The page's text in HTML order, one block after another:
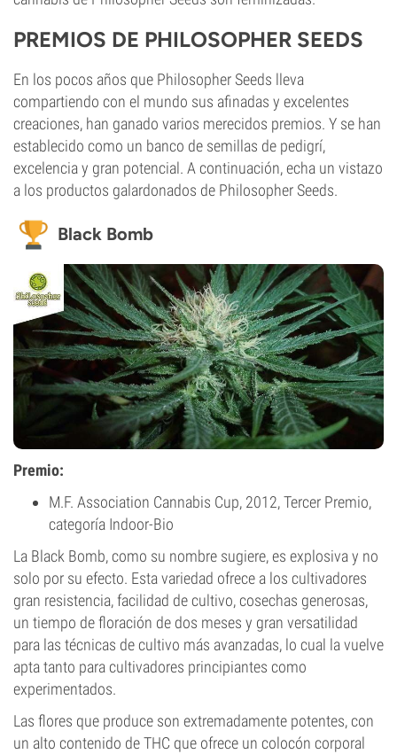
PREMIOS DE PHILOSOPHER SEEDS
En los pocos años que Philosopher Seeds lleva
compartiendo con el mundo sus afinadas y excelentes
creaciones, han ganado varios merecidos premios. Y se han
establecido como un banco de semillas de pedigrí,
excelencia y gran potencial. A continuación, echa un vistazo
a los productos galardonados de Philosopher Seeds.
Black Bomb
Premio:
M.F. Association Cannabis Cup, 2012, Tercer Premio,
categoría Indoor-Bio
La Black Bomb, como su nombre sugiere, es explosiva y no
solo por su efecto. Esta variedad ofrece a los cultivadores
gran resistencia, facilidad de cultivo, cosechas generosas,
un tiempo de floración de dos meses y gran versatilidad
para las técnicas de cultivo más avanzadas, lo cual la vuelve
apta tanto para cultivadores principiantes como
experimentados.
Las flores que produce son extremadamente potentes, con
un alto contenido de THC que ofrece un colocón corporal